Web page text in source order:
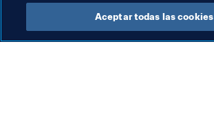
Aceptar todas las cookies